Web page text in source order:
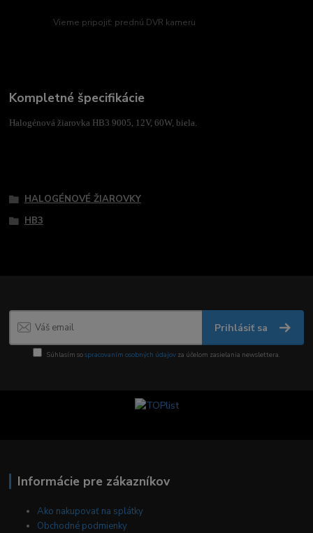
Vieme pripojiť: prednú DVR kameru
Kompletné špecifikácie
Halogénová žiarovka HB3 9005, 12V, 60W, biela.
HALOGÉNOVÉ ŽIAROVKY
HB3
Prihlásiť sa
Súhlasím sospracovaním osobných údajov za účelom zasielania newslettera.
Informácie pre zákazníkov
Ako nakupovať na splátky
Obchodné podmienky